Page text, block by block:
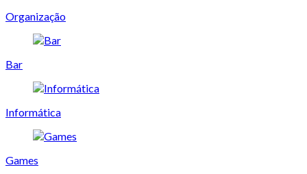
Organização
Bar
Informática
Games